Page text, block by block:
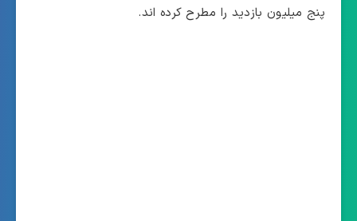
پنج میلیون بازدید را مطرح کرده اند.